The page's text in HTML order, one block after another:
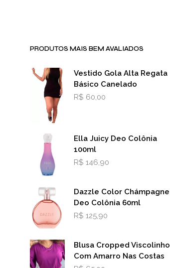
PRODUTOS MAIS BEM AVALIADOS
Vestido Gola Alta Regata
Básico Canelado
R$ 60,00
Ella Juicy Deo Colônia
100ml
R$ 146,90
Dazzle Color Chámpagne
Deo Colônia 60ml
R$ 125,90
Blusa Cropped Viscolinho
Com Amarro Nas Costas